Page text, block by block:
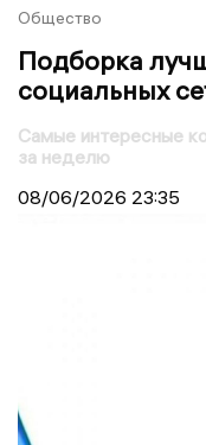
Общество
Подборка
социальных
Самые интересные
за неделю
08/06/2026 23:35